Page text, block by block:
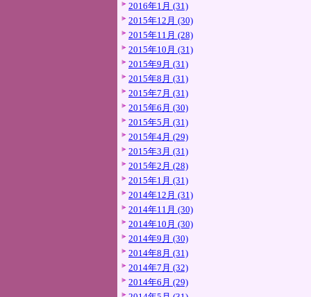
2016年1月 (31)
2015年12月 (30)
2015年11月 (28)
2015年10月 (31)
2015年9月 (31)
2015年8月 (31)
2015年7月 (31)
2015年6月 (30)
2015年5月 (31)
2015年4月 (29)
2015年3月 (31)
2015年2月 (28)
2015年1月 (31)
2014年12月 (31)
2014年11月 (30)
2014年10月 (30)
2014年9月 (30)
2014年8月 (31)
2014年7月 (32)
2014年6月 (29)